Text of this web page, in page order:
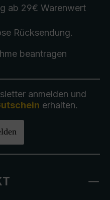
ab 29€ Warenwert
Rücksendung.
beantragen
anmelden und
erhalten.